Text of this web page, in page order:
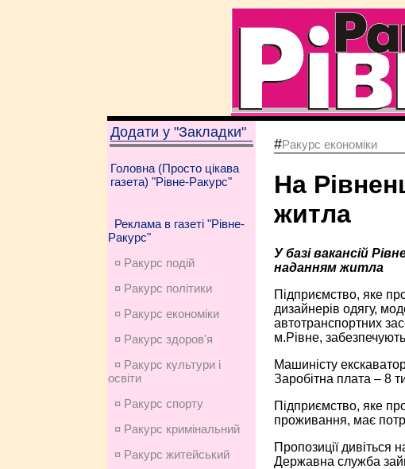
Додати у "Закладки"
Головна (Просто цікава
газета) "Рівне-Ракурс"
Реклама в газеті "Рівне-
Ракурс"
¤ Ракурс подій
¤ Ракурс політики
¤ Ракурс економiки
¤ Ракурс здоров'я
¤ Ракурс культури і
освіти
¤ Ракурс спорту
¤ Ракурс кримінальний
¤ Ракурс житейський
#Ракурс економiки
На
житла
У базі вакансій
наданням житла
Підприємство, яке
дизайнерів одягу,
автотранспортних
м.Рівне,
Машиністу
Заробітна плата – 8
Підприємство, яке
проживання, має
Пропозиції дивіться
Державна служба